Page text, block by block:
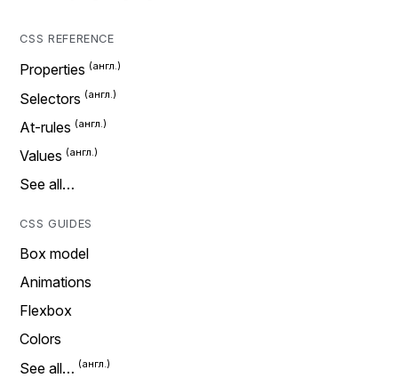
CSS REFERENCE
Properties
Selectors
At-rules
Values
See all…
CSS GUIDES
Box model
Animations
Flexbox
Colors
See all…